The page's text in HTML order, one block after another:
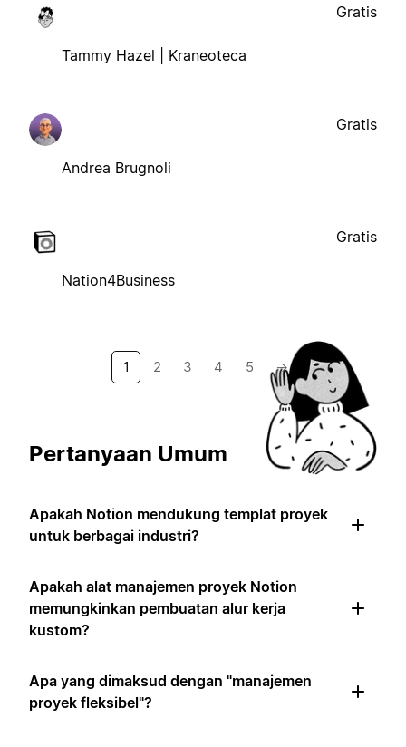
Tammy Hazel | Kraneoteca
Gratis
Andrea Brugnoli
Gratis
Nation4Business
Gratis
1 2 3 4 5 →
Pertanyaan Umum
Apakah Notion mendukung templat proyek
untuk berbagai industri?
Apakah alat manajemen proyek Notion
memungkinkan pembuatan alur kerja
kustom?
Apa yang dimaksud dengan "manajemen
proyek fleksibel"?